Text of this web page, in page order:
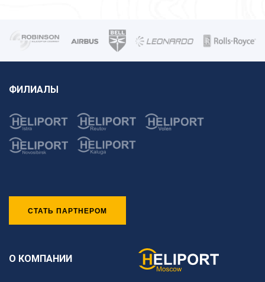
ФИЛИАЛЫ
СТАТЬ ПАРТНЕРОМ
О КОМПАНИИ